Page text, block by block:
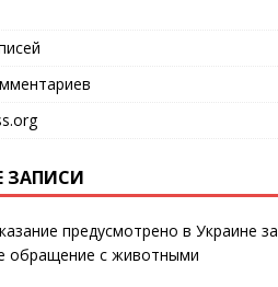
ЗАПИСИ
предусмотрено в Украине за
обращение с животными